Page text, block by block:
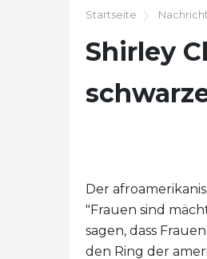
Startseite
Shirley
Der
"Frauen sind
sagen, dass
den Ring der